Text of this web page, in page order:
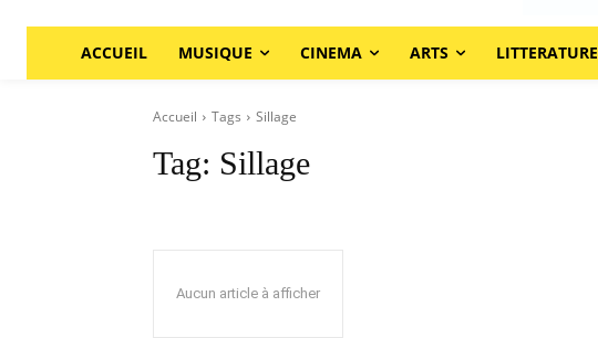
ACCUEIL MUSIQUE CINEMA ARTS LITTERATURE
Accueil Tags Sillage
Tag: Sillage
Aucun article à afficher